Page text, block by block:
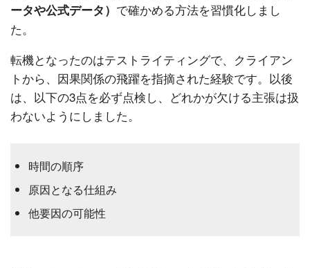
ータや公式データ） で確かめる方法を習慣化しまし
た。
転機となったのはテストライティングで、クライアン
トから、因果関係の飛躍を指摘された経験です。以後
は、以下の3点を必ず点検し、どれかが欠ける主張は扱
わないようにしました。
時間の順序
原因となる仕組み
他要因の可能性